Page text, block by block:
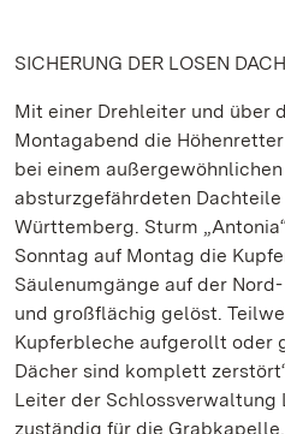
SICHERUNG DER LOSEN
Mit einer Drehleiter und über
Montagabend die
bei einem
absturzgefährdeten
Württemberg. Sturm
Sonntag auf Montag die
Säulenumgänge auf der
und großflächig gelöst.
Kupferbleche aufgerollt oder
Dächer sind komplett
Leiter der Schlossverwaltung
zuständig für die